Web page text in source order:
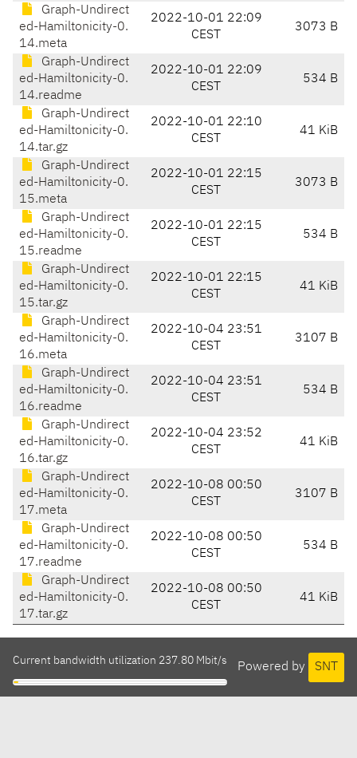
Graph-Undirect
ed-Hamiltonicity-0.
14.meta
2022-10-01 22:09
CEST
3073 B
Graph-Undirect
ed-Hamiltonicity-0.
14.readme
2022-10-01 22:09
CEST
534 B
Graph-Undirect
ed-Hamiltonicity-0.
14.tar.gz
2022-10-01 22:10
CEST
41 KiB
Graph-Undirect
ed-Hamiltonicity-0.
15.meta
2022-10-01 22:15
CEST
3073 B
Graph-Undirect
ed-Hamiltonicity-0.
15.readme
2022-10-01 22:15
CEST
534 B
Graph-Undirect
ed-Hamiltonicity-0.
15.tar.gz
2022-10-01 22:15
CEST
41 KiB
Graph-Undirect
ed-Hamiltonicity-0.
16.meta
2022-10-04 23:51
CEST
3107 B
Graph-Undirect
ed-Hamiltonicity-0.
16.readme
2022-10-04 23:51
CEST
534 B
Graph-Undirect
ed-Hamiltonicity-0.
16.tar.gz
2022-10-04 23:52
CEST
41 KiB
Graph-Undirect
ed-Hamiltonicity-0.
17.meta
2022-10-08 00:50
CEST
3107 B
Graph-Undirect
ed-Hamiltonicity-0.
17.readme
2022-10-08 00:50
CEST
534 B
Graph-Undirect
ed-Hamiltonicity-0.
17.tar.gz
2022-10-08 00:50
CEST
41 KiB
Powered by SNT
Current bandwidth utilization 237.80 Mbit/s